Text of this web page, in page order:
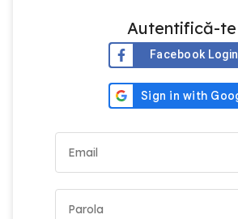
Autentifică-te
Facebook Login